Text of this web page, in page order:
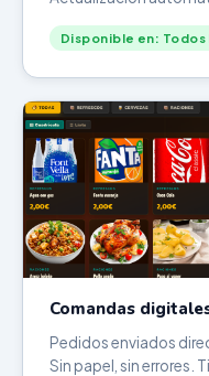
Disponible en: Todos
Comandas
Pedidos enviados
Sin papel, sin errores.